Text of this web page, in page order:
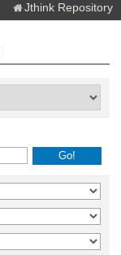
Jthink Repository